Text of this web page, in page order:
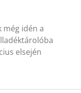
még idén a
elsején